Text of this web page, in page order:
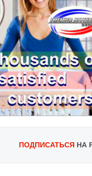
ПОДПИСАТЬСЯНА